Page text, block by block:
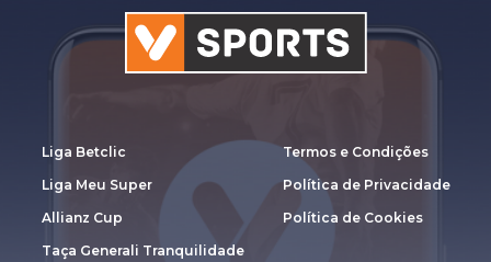
Liga Betclic
Liga Meu Super
Allianz Cup
Taça Generali Tranquilidade
Termos e Condições
Política de Privacidade
Política de Cookies